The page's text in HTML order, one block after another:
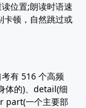
位置;朗读时语速
卡顿，自然跳过或
有 516 个高频
体的)、detail(细
part(一个主要部